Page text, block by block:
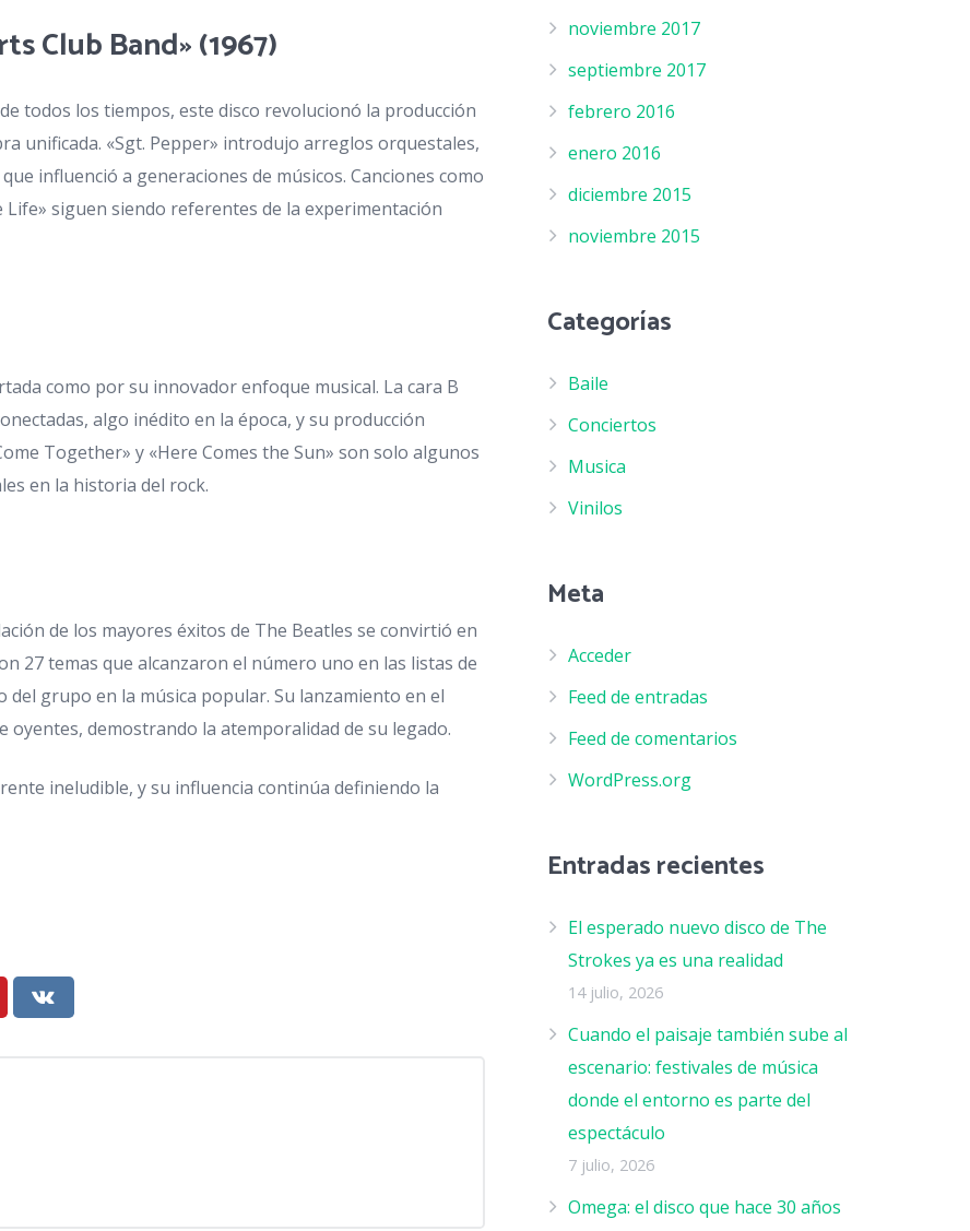
Club Band» (1967)
todos los tiempos, este disco revolucionó la producción
unificada. «Sgt. Pepper» introdujo arreglos orquestales,
influenció a generaciones de músicos. Canciones como
Life» siguen siendo referentes de la experimentación
como por su innovador enfoque musical. La cara B
algo inédito en la época, y su producción
Together» y «Here Comes the Sun» son solo algunos
en la historia del rock.
de los mayores éxitos de The Beatles se convirtió en
27 temas que alcanzaron el número uno en las listas de
grupo en la música popular. Su lanzamiento en el
demostrando la atemporalidad de su legado.
ineludible, y su influencia continúa definiendo la
noviembre 2017
septiembre 2017
febrero 2016
enero 2016
diciembre 2015
noviembre 2015
Categorías
Baile
Conciertos
Musica
Vinilos
Meta
Acceder
Feed de entradas
Feed de comentarios
WordPress.org
Entradas recientes
El esperado nuevo disco de The
Strokes ya es una realidad
14 julio, 2026
Cuando el paisaje también sube al
escenario: festivales de música
donde el entorno es parte del
espectáculo
7 julio, 2026
Omega: el disco que hace 30 años